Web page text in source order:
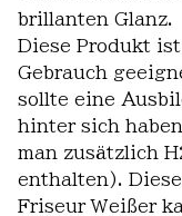
brillanten Glanz.
Diese Produkt
Gebrauch
sollte eine
hinter sich
man zusätzlich
enthalten).
Friseur Weißer